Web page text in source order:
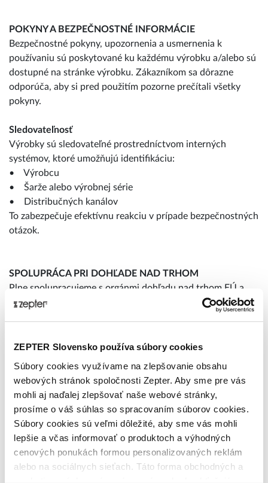
ZEPTER Slovensko používa súbory cookies
Súbory cookies využívame na zlepšovanie obsahu
webových stránok spoločnosti Zepter. Aby sme pre vás
mohli aj naďalej zlepšovať naše webové stránky,
prosíme o váš súhlas so spracovaním súborov cookies.
Súbory cookies sú veľmi dôležité, aby sme vás mohli
lepšie a včas informovať o produktoch a výhodných
cenových ponukách formou personalizovaných reklám
alebo na sociálnych sieťach. Táto forma obchodných a
marketingových oznámení pre vás nebude obťažujúca.
POKYNY A BEZPEČNOSTNÉ INFORMÁCIE
Bezpečnostné pokyny, upozornenia a usmernenia k
používaniu sú poskytované ku každému výrobku a/alebo sú
dostupné na stránke výrobku. Zákazníkom sa dôrazne
odporúča, aby si pred použitím pozorne prečítali všetky
pokyny.
Sledovateľnosť
Výrobky sú sledovateľné prostredníctvom interných
systémov, ktoré umožňujú identifikáciu:
• Výrobcu
• Šarže alebo výrobnej série
• Distribučných kanálov
To zabezpečuje efektívnu reakciu v prípade bezpečnostných
otázok.
SPOLUPRÁCA PRI DOHĽADE NAD TRHOM
Plne spolupracujeme s orgánmi dohľadu nad trhom EÚ a
poskytujeme všetku potrebnú dokumentáciu a nápravné
Postup nahlasovania incidentov
problém súvisiaci s výrobkom, prosíme:
1. Okamžite prestaňte výrobok používať, ak existuje
potenciálne riziko.
2. Kontaktujte nás na adrese
uveďte:
• Názov výrobku
• Opis problému
• Fotografie (ak je to relevantné)